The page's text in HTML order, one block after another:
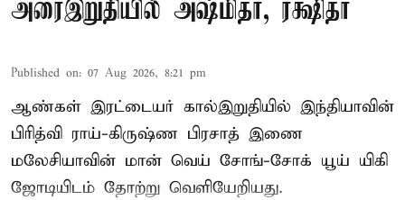
அரைஇறுதியில் அஷ்மிதா, ரக்ஷிதா
Published on: 07 Aug 2026, 8:21 pm
ஆண்கள் இரட்டையர் கால்இறுதியில் இந்தியாவின்
பிரித்வி ராய்-கிருஷ்ண பிரசாத் இணை
மலேசியாவின் மான் வெய் சோங்-சோக் யூய் யிகி
ஜோடியிடம் தோற்று வெளியேறியது.